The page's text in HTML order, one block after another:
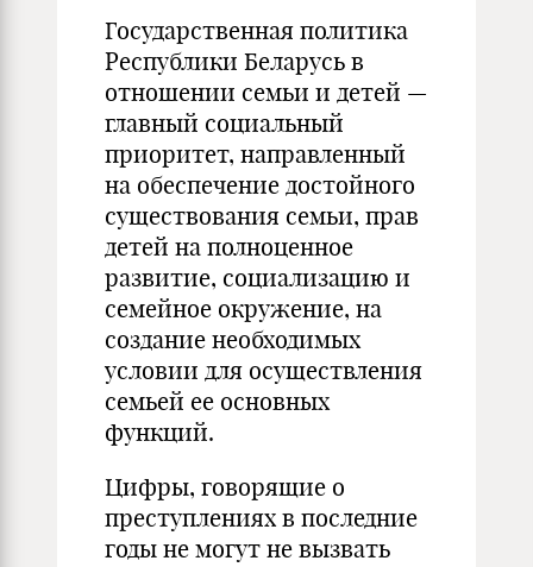
Государственная политика
Республики Беларусь в
отношении семьи и детей —
главный социальный
приоритет, направленный
на обеспечение достойного
существования семьи, прав
детей на полноценное
развитие, социализацию и
семейное окружение, на
создание необходимых
условии для осуществления
семьей ее основных
функций.
Цифры, говорящие о
преступлениях в последние
годы не могут не вызвать